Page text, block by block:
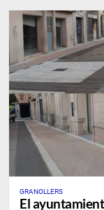
GRANOLLERS
El